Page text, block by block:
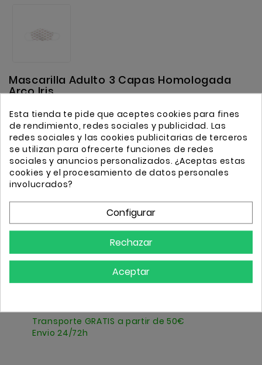
Mascarilla Adulto 3 Capas Homologada
Arco Iris
Leer Reseña
9,50 €
Impuestos incluidos
Mascarilla adulto 3 capas homologada Arco iris
Añadir
Transporte GRATIS a partir de 50€
Envio 24/72h
Esta tienda te pide que aceptes cookies para fines
de rendimiento, redes sociales y publicidad. Las
redes sociales y las cookies publicitarias de terceros
se utilizan para ofrecerte funciones de redes
sociales y anuncios personalizados. ¿Aceptas estas
cookies y el procesamiento de datos personales
involucrados?
Configurar
Rechazar
Aceptar